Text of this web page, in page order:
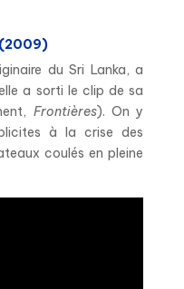
(2009)
du Sri Lanka, a
a sorti le clip de sa
Frontières). On y
à la crise des
coulés en pleine